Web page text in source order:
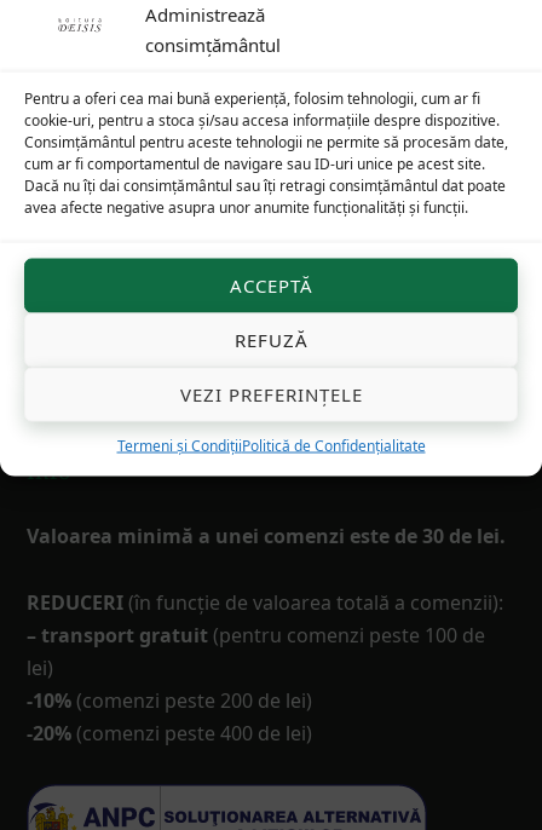
Administrează
consimțământul
Pentru a oferi cea mai bună experiență, folosim tehnologii, cum ar fi
cookie-uri, pentru a stoca și/sau accesa informațiile despre dispozitive.
Consimțământul pentru aceste tehnologii ne permite să procesăm date,
cum ar fi comportamentul de navigare sau ID-uri unice pe acest site.
Dacă nu îți dai consimțământul sau îți retragi consimțământul dat poate
avea afecte negative asupra unor anumite funcționalități și funcții.
ACCEPTĂ
REFUZĂ
VEZI PREFERINȚELE
Termeni și CondițiiPolitică de Confidențialitate
Footer
Cuvântări arhid. Ioan Ică jr
Cuvântări ale arhid. Ioan Ică jr
pot fi găsite pe Youtube.com:
Editura Deisis
Info
Valoarea minimă a unei comenzi este de 30 de lei.
REDUCERI (în funcţie de valoarea totală a comenzii):
– transport gratuit (pentru comenzi peste 100 de
lei)
-10% (comenzi peste 200 de lei)
-20% (comenzi peste 400 de lei)